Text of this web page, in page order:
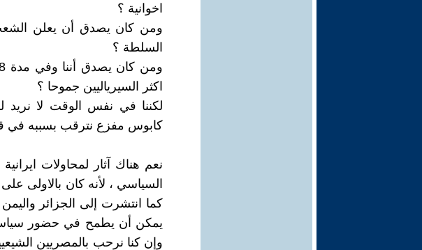
اخوانية ؟
ومن كان يصدق أن يعلن
السلطة ؟
اكثر السيرياليين جموحا ؟
لكننا في نفس الوقت لا نريد
كابوس مفزع نترقب بسببه في
نعم هناك آثار لمحاولات
السياسي ، لأنه كان بالاولى
كما انتشرت إلى الجزائر
يمكن أن يطمح في حضور
وإن كنا نرحب بالمصريين